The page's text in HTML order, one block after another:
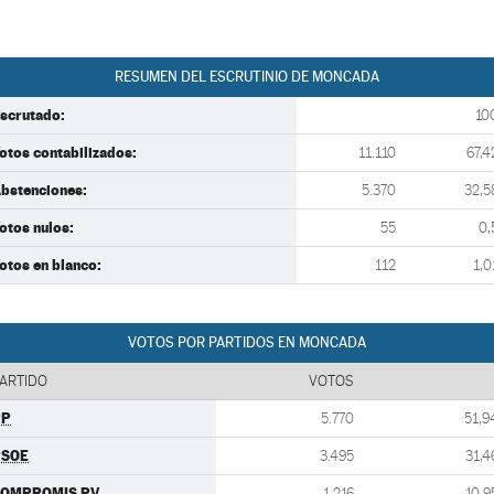
RESUMEN DEL ESCRUTINIO DE MONCADA
contabilizados: 11.110
5.370
nulos: 55
en blanco: 112
VOTOS POR PARTIDOS EN MONCADA
VOTOS
5.770
3.495